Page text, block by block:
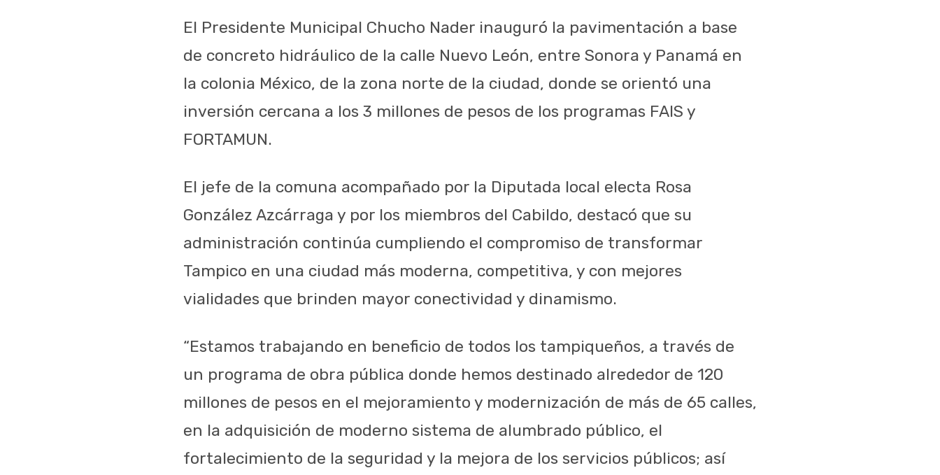
El Presidente Municipal Chucho Nader inauguró la pavimentación a base
de concreto hidráulico de la calle Nuevo León, entre Sonora y Panamá en
la colonia México, de la zona norte de la ciudad, donde se orientó una
inversión cercana a los 3 millones de pesos de los programas FAIS y
FORTAMUN.
El jefe de la comuna acompañado por la Diputada local electa Rosa
González Azcárraga y por los miembros del Cabildo, destacó que su
administración continúa cumpliendo el compromiso de transformar
Tampico en una ciudad más moderna, competitiva, y con mejores
vialidades que brinden mayor conectividad y dinamismo.
“Estamos trabajando en beneficio de todos los tampiqueños, a través de
un programa de obra pública donde hemos destinado alrededor de 120
millones de pesos en el mejoramiento y modernización de más de 65 calles,
en la adquisición de moderno sistema de alumbrado público, el
fortalecimiento de la seguridad y la mejora de los servicios públicos; así